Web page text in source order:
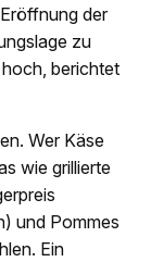
der
zu
berichtet
Wer Käse
wie grillierte
und Pommes
Ein